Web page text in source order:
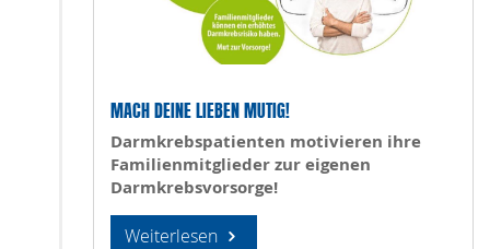
MACH DEINE LIEBEN MUTIG!
Darmkrebspatienten motivieren ihre
Familienmitglieder zur eigenen
Darmkrebsvorsorge!
Weiterlesen